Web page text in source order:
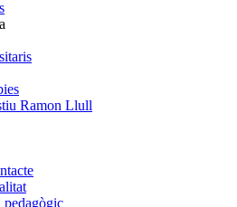
Ramon Llull
pedagògic